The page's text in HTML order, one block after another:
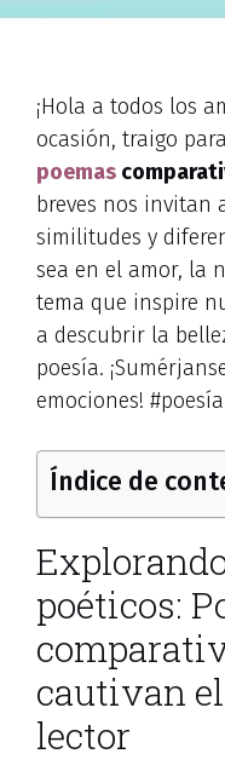
¡Hola a todos los
ocasión, traigo
poemas
breves nos invitan
similitudes y
sea en el amor, la
tema que inspire
a descubrir la
poesía.
emociones!
Índice de
poéticos:
cautivan
lector